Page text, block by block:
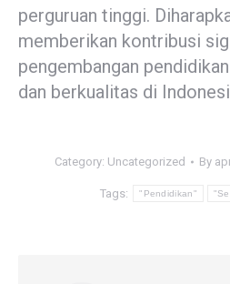
perguruan tinggi.
memberikan kontribusi
pengembangan
dan berkualitas di
Category: Uncategorized By
Tags: "Pendidikan"